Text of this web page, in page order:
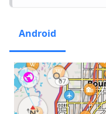
Android